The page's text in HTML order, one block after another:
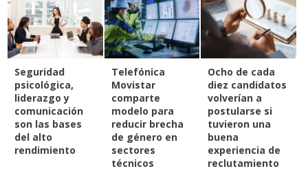
Seguridad
psicológica,
liderazgo y
comunicación
son las bases
del alto
rendimiento
Telefónica
Movistar
comparte
modelo para
reducir brecha
de género en
sectores
técnicos
Ocho de cada
diez candidatos
volverían a
postularse si
tuvieron una
buena
experiencia de
reclutamiento